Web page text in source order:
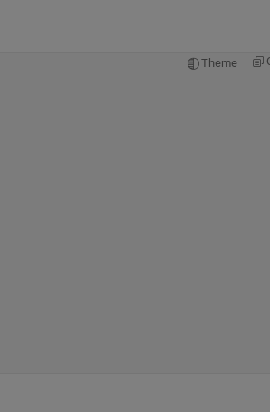
Theme